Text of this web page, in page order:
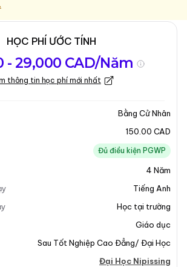
Học
Kỳ nhập học
về chương trình
Chương Trình
Nhân Sư Phạm - Lớp 7 đến Lớp 12
Nipissing là một chương trình nổi
về Giáo Dục
. Chương trình
để đáp ứng các yêu cầu do Trường
. Nó được
cá nhân đã hoàn thành một
công nhận từ một trường đại học
HỌC PHÍ ƯỚC TÍNH
- 29,000 CAD/Năm
thông tin học phí mới nhất
Bằng Cử Nhân
150.00 CAD
Đủ điều kiện PGWP
4 Năm
Tiếng Anh
Học tại trường
Giáo dục
Sau Tốt Nghiệp Cao Đẳng/ Đại Học
Đại Học Nipissing